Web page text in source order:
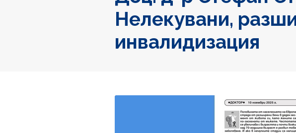
Нелекувани,
инвалидизация